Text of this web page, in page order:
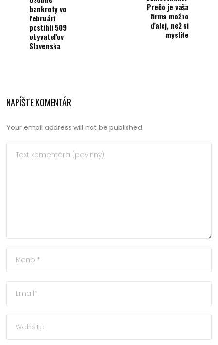
bankroty vo
februári
postihli 509
obyvateľov
Slovenska
Prečo je vaša
firma možno
ďalej, než si
myslíte
NAPÍŠTE KOMENTÁR
Your email address will not be published.